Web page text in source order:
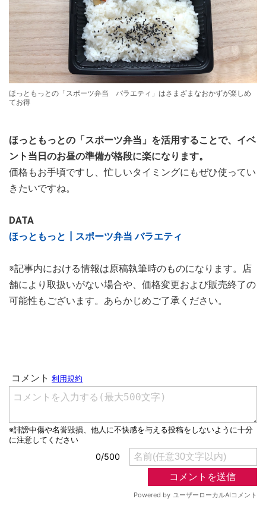
ほっともっとの「スポーツ弁当 バラエティ」はさまざまなおかずが楽しめ
てお得
ほっともっとの「スポーツ弁当」を活用することで、イベ
ント当日のお昼の準備が格段に楽になります。
価格もお手頃ですし、忙しいタイミングにもぜひ使ってい
きたいですね。
DATA
ほっともっと┃スポーツ弁当 バラエティ
※記事内における情報は原稿執筆時のものになります。店
舗により取扱いがない場合や、価格変更および販売終了の
可能性もございます。あらかじめご了承ください。